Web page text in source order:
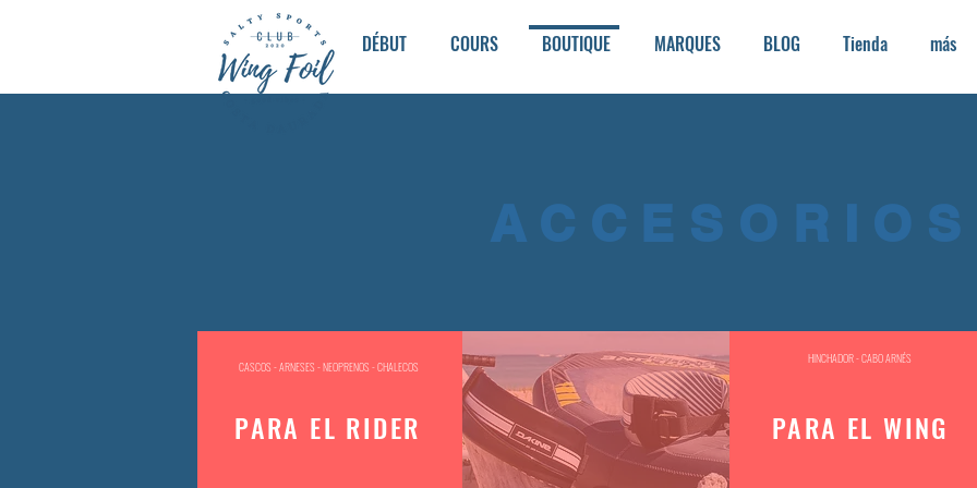
DÉBUT COURS BOUTIQUE MARQUES BLOG Tienda más
ACCESORIOS
PARA EL RIDER
CASCOS - ARNESES - NEOPRENOS - CHALECOS
PARA EL WING
HINCHADOR - CABO ARNÉS